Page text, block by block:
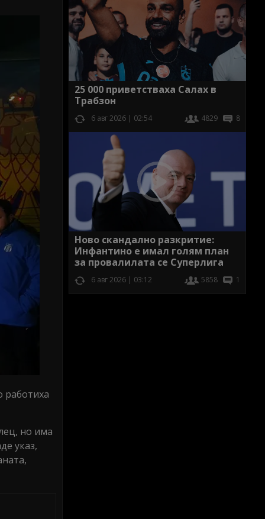
работиха
но има
указ,
25 000 приветстваха Салах в
Трабзон
6 авг 2026 | 02:54 4829 8
Ново скандално разкритие:
Инфантино е имал голям план
за провалилата се Суперлига
6 авг 2026 | 03:12 5858 1